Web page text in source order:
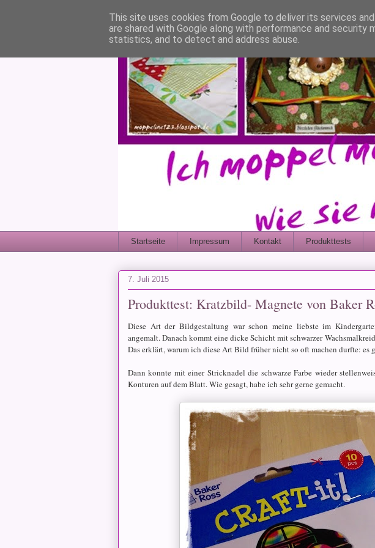
Startseite Impressum Kontakt Produkttests
7. Juli 2015
Produkttest: Kratzbild- Magnete von Baker
Diese Art der Bildgestaltung war schon meine liebste im
angemalt. Danach kommt eine dicke Schicht mit schwarzer
Das erklärt, warum ich diese Art Bild früher nicht so oft machen durfte: es
Dann konnte mit einer Stricknadel die schwarze Farbe wieder
Konturen auf dem Blatt. Wie gesagt, habe ich sehr gerne gemacht.
This site uses cookies from Google to deliver its services
are shared with Google along with performance and
statistics, and to detect and address abuse.